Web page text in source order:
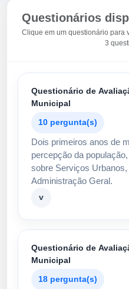
Questionários
Clique em um questionário para
3
Questionário de
Municipal
10 pergunta(s)
Dois primeiros anos de
percepção da
sobre Serviços
Administração Geral.
v
Questionário de
Municipal
18 pergunta(s)